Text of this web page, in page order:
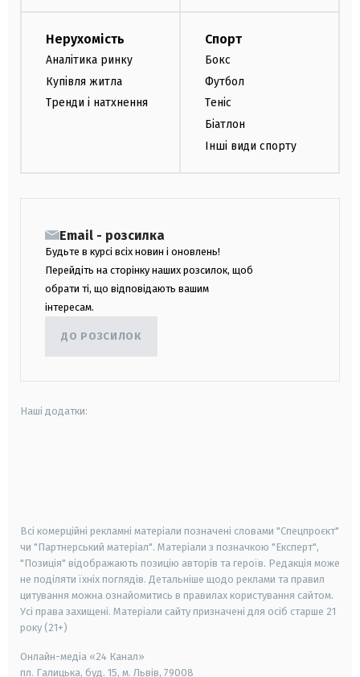
Нерухомість
Аналітика ринку
Купівля житла
Тренди і натхнення
Спорт
Бокс
Футбол
Теніс
Біатлон
Інші види спорту
Email - розсилка
Будьте в курсі всіх новин і оновлень!
Перейдіть на сторінку наших розсилок, щоб
обрати ті, що відповідають вашим
інтересам.
ДО РОЗСИЛОК
Наші додатки:
Всі комерційні рекламні матеріали позначені словами "Спецпроєкт"
чи "Партнерський матеріал". Матеріали з позначкою "Експерт",
"Позиція" відображають позицію авторів та героїв. Редакція може
не поділяти їхніх поглядів. Детальніше щодо реклами та правил
цитування можна ознайомитись в правилах користування сайтом.
Усі права захищені. Матеріали сайту призначені для осіб старше 21
року (21+)
Онлайн-медіа «24 Канал»
пл. Галицька, буд. 15, м. Львів, 79008